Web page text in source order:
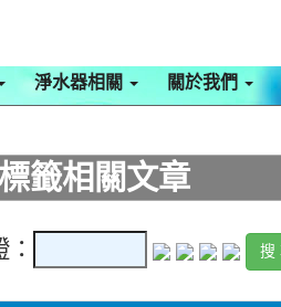
淨水器相關 關於我們
標籤相關文章